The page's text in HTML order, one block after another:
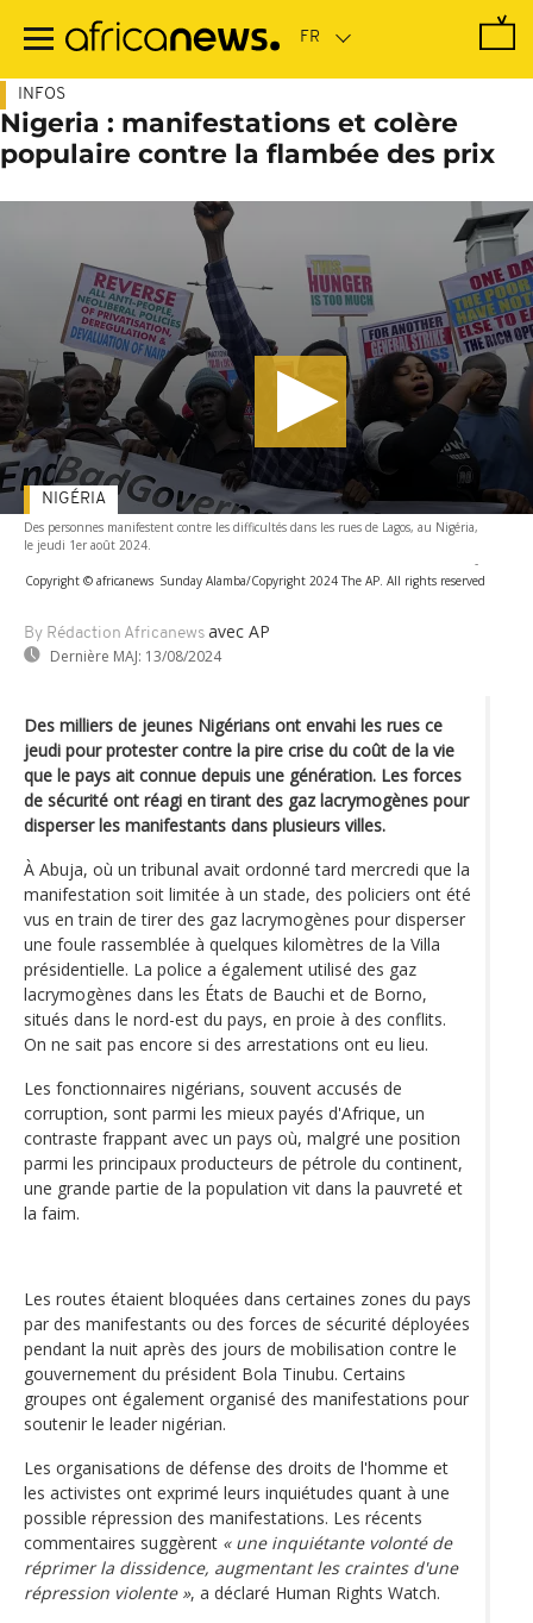
contenu
INFOS
Nigeria : manifestations et colère
populaire contre la flambée des prix
Des personnes manifestent contre les difficultés dans les rues de Lagos, au Nigéria,
le jeudi 1er août 2024.
-
Copyright © africanews Sunday Alamba/Copyright 2024 The AP. All rights reserved
By Rédaction Africanews avec AP
Dernière MAJ: 13/08/2024
NIGÉRIA
Des milliers de jeunes Nigérians ont envahi les rues ce
jeudi pour protester contre la pire crise du coût de la vie
que le pays ait connue depuis une génération. Les forces
de sécurité ont réagi en tirant des gaz lacrymogènes pour
disperser les manifestants dans plusieurs villes.
À Abuja, où un tribunal avait ordonné tard mercredi que la
manifestation soit limitée à un stade, des policiers ont été
vus en train de tirer des gaz lacrymogènes pour disperser
une foule rassemblée à quelques kilomètres de la Villa
présidentielle. La police a également utilisé des gaz
lacrymogènes dans les États de Bauchi et de Borno,
situés dans le nord-est du pays, en proie à des conflits.
On ne sait pas encore si des arrestations ont eu lieu.
Les fonctionnaires nigérians, souvent accusés de
corruption, sont parmi les mieux payés d'Afrique, un
contraste frappant avec un pays où, malgré une position
parmi les principaux producteurs de pétrole du continent,
une grande partie de la population vit dans la pauvreté et
la faim.
Les routes étaient bloquées dans certaines zones du pays
par des manifestants ou des forces de sécurité déployées
pendant la nuit après des jours de mobilisation contre le
gouvernement du président Bola Tinubu. Certains
groupes ont également organisé des manifestations pour
soutenir le leader nigérian.
Les organisations de défense des droits de l'homme et
les activistes ont exprimé leurs inquiétudes quant à une
possible répression des manifestations. Les récents
commentaires suggèrent « une inquiétante volonté de
réprimer la dissidence, augmentant les craintes d'une
répression violente », a déclaré Human Rights Watch.